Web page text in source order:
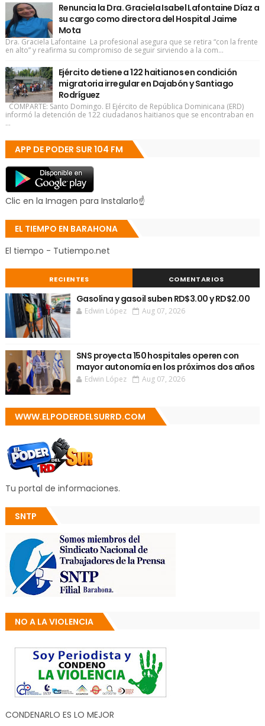
Renuncia la Dra. Graciela Isabel Lafontaine Díaz a
su cargo como directora del Hospital Jaime
Mota
Dra. Graciela Lafontaine La profesional asegura que se retira “con la frente
en alto” y reafirma su compromiso de seguir sirviendo a la com...
Ejército detiene a 122 haitianos en condición
migratoria irregular en Dajabón y Santiago
Rodríguez
COMPARTE: Santo Domingo. El Ejército de República Dominicana (ERD)
informó la detención de 122 ciudadanos haitianos que se encontraban en
...
APP DE PODER SUR 104 FM
Clic en la Imagen para Instalarlo☝
EL TIEMPO EN BARAHONA
El tiempo - Tutiempo.net
RECIENTES COMENTARIOS
Gasolina y gasoil suben RD$3.00 y RD$2.00
Edwin López Aug 07, 2026
SNS proyecta 150 hospitales operen con
mayor autonomía en los próximos dos años
Edwin López Aug 07, 2026
WWW.ELPODERDELSURRD.COM
Tu portal de informaciones.
SNTP
NO A LA VIOLENCIA
CONDENARLO ES LO MEJOR